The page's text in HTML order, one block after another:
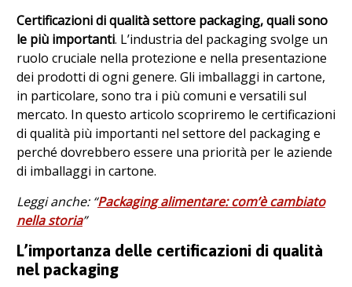
Certificazioni di qualità settore packaging, quali sono
le più importanti. L’industria del packaging svolge un
ruolo cruciale nella protezione e nella presentazione
dei prodotti di ogni genere. Gli imballaggi in cartone,
in particolare, sono tra i più comuni e versatili sul
mercato. In questo articolo scopriremo le certificazioni
di qualità più importanti nel settore del packaging e
perché dovrebbero essere una priorità per le aziende
di imballaggi in cartone.
Leggi anche: “Packaging alimentare: com’è cambiato
nella storia”
L’importanza delle certificazioni di qualità
nel packaging